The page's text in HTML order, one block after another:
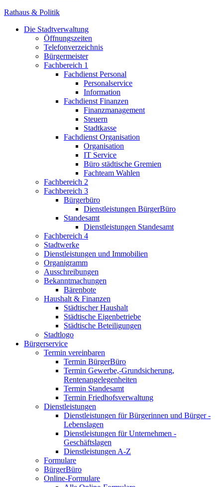
Rathaus & Politik
Die Stadtverwaltung
Öffnungszeiten
Telefonverzeichnis
Bürgermeister
Fachbereich 1
Fachdienst Personal
Personalservice
Information
Fachdienst Finanzen
Finanzmanagement
Steuern
Stadtkasse
Fachdienst Organisation
Organisation
IT Service
Büro städtische Gremien
Fachteam Wahlen
Fachbereich 2
Fachbereich 3
Bürgerbüro
Dienstleistungen BürgerBüro
Standesamt
Dienstleistungen Standesamt
Fachbereich 4
Stadtwerke
Dienstleistungen und Immobilien
Organigramm
Ausschreibungen
Bekanntmachungen
Bärenbote
Haushalt & Finanzen
Städtischer Haushalt
Städtische Eigenbetriebe
Städtische Beteiligungen
Stadtlogo
Bürgerservice
Termin vereinbaren
Termin BürgerBüro
Termin Gewerbe,-Grundsicherung,
Rentenangelegenheiten
Termin Standesamt
Termin Friedhofsverwaltung
Dienstleistungen
Dienstleistungen für Bürgerinnen und Bürger -
Lebenslagen
Dienstleistungen für Unternehmen -
Geschäftslagen
Dienstleistungen A-Z
Formulare
BürgerBüro
Online-Formulare